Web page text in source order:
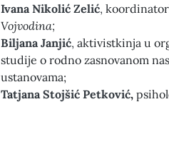
Ivana Nikolić Zelić,
Vojvodina;
Biljana Janjić, aktivistkinja u
studije o rodno zasnovanom
ustanovama;
Tatjana Stojšić Petković,